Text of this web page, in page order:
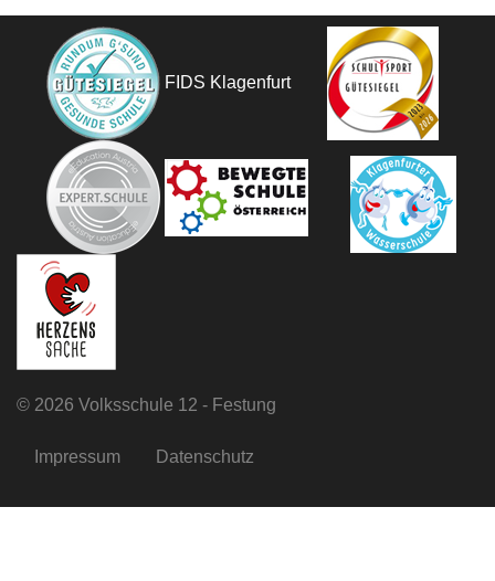
FIDS Klagenfurt
© 2026 Volksschule 12 - Festung
Impressum Datenschutz